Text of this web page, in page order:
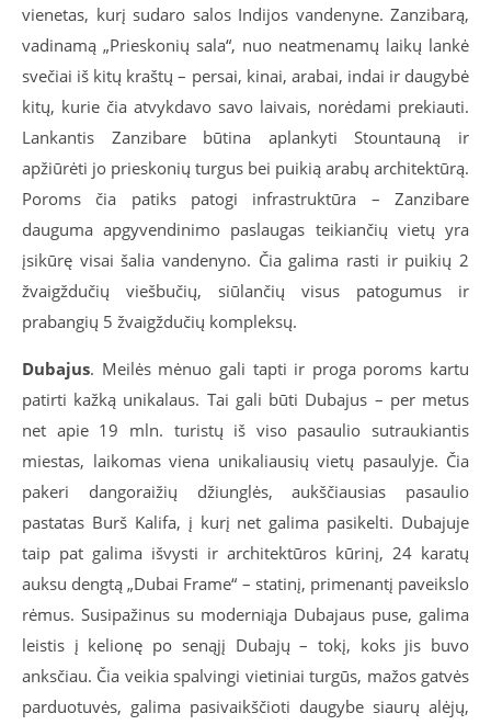
vienetas, kurį sudaro salos Indijos vandenyne. Zanzibarą,
vadinamą „Prieskonių sala“, nuo neatmenamų laikų lankė
svečiai iš kitų kraštų – persai, kinai, arabai, indai ir daugybė
kitų, kurie čia atvykdavo savo laivais, norėdami prekiauti.
Lankantis Zanzibare būtina aplankyti Stountauną ir
apžiūrėti jo prieskonių turgus bei puikią arabų architektūrą.
Poroms čia patiks patogi infrastruktūra – Zanzibare
dauguma apgyvendinimo paslaugas teikiančių vietų yra
įsikūrę visai šalia vandenyno. Čia galima rasti ir puikių 2
žvaigždučių viešbučių, siūlančių visus patogumus ir
prabangių 5 žvaigždučių kompleksų.
Dubajus. Meilės mėnuo gali tapti ir proga poroms kartu
patirti kažką unikalaus. Tai gali būti Dubajus – per metus
net apie 19 mln. turistų iš viso pasaulio sutraukiantis
miestas, laikomas viena unikaliausių vietų pasaulyje. Čia
pakeri dangoraižių džiunglės, aukščiausias pasaulio
pastatas Burš Kalifa, į kurį net galima pasikelti. Dubajuje
taip pat galima išvysti ir architektūros kūrinį, 24 karatų
auksu dengtą „Dubai Frame“ – statinį, primenantį paveikslo
rėmus. Susipažinus su moderniąja Dubajaus puse, galima
leistis į kelionę po senąjį Dubajų – tokį, koks jis buvo
anksčiau. Čia veikia spalvingi vietiniai turgūs, mažos gatvės
parduotuvės, galima pasivaikščioti daugybe siaurų alėjų,